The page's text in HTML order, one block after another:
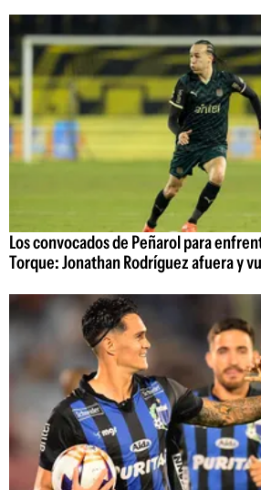
Los convocados de Peñarol para
Torque: Jonathan Rodríguez afuera y